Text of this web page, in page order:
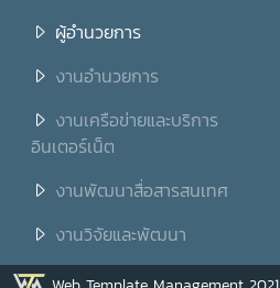
ผู้อำนวยการ
งานอำนวยการ
งานเครือข่ายและบริการ
อินเตอร์เน็ต
งานพัฒนาสื่อสารสนเทศ
งานวิจัยและพัฒนา